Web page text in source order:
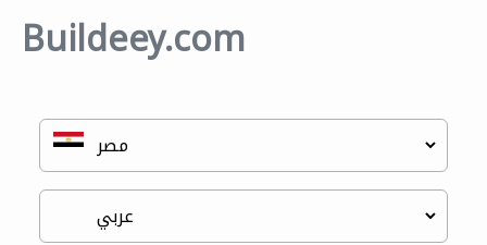
Buildeey.com